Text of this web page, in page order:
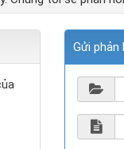
Gửi phản